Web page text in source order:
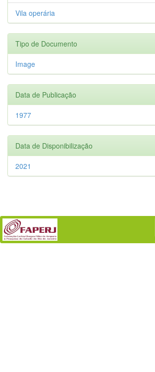
Vila operária
Tipo de Documento
Image
Data de Publicação
1977
Data de Disponibilização
2021